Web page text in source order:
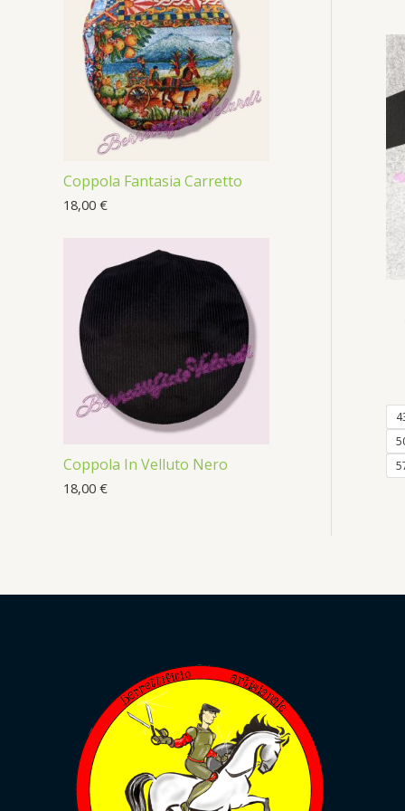
Coppola Fantasia Carretto
18,00 €
Coppola In Velluto Nero
18,00 €